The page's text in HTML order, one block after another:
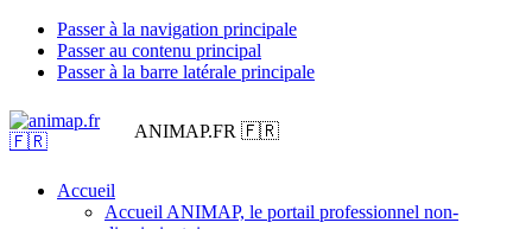
Passer à la navigation principale
Passer au contenu principal
Passer à la barre latérale principale
ANIMAP.FR 🇫🇷
Accueil
Accueil ANIMAP, le portail professionnel non-